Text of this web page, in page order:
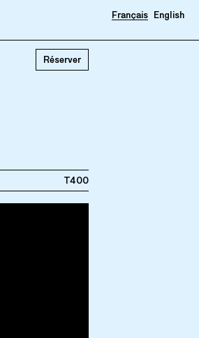
Français English
Réserver
T400